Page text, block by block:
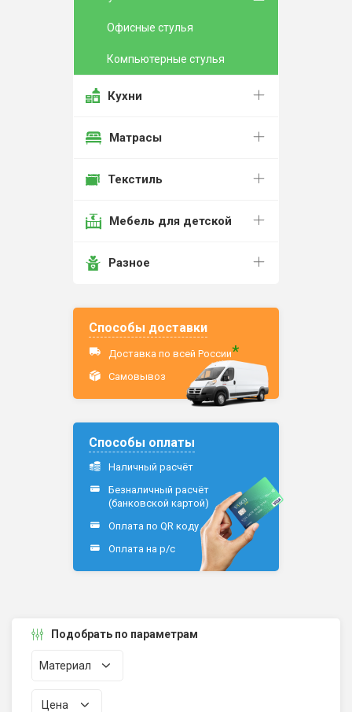
Офисные стулья
Компьютерные стулья
Кухни
Матрасы
Текстиль
Мебель для детской
Разное
Способы доставки
Доставка по всей России*
Самовывоз
Способы оплаты
Наличный расчёт
Безналичный расчёт
(банковской картой)
Оплата по QR коду
Оплата на р/c
Подобрать по параметрам
Материал
Цена